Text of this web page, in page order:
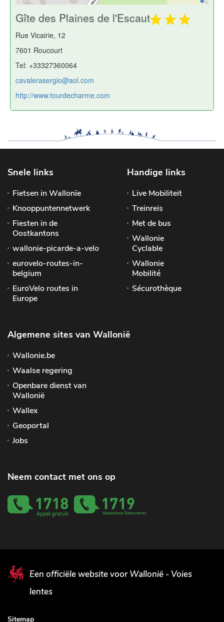
Gîte des Plaines de l'Escaut
Rue Vicairie, 12
7601 Roucourt
Tel: +33327360064
cavalerasergio@aol.com
http://www.tourdecharme.com
Snele links
Fietsen in Wallonïe
Knooppuntennetwerk
Fiesten in de
Oostkantons
wallonie-picarde-a-velo
eurovelo-routes-in-
belgium
EuroVelo routes in
Europe
Handige links
Live Mobiliteit
Treinreis
Met de bus
Wallonie
Cyclable
Wallonie
Mobilité
Sécurothèque
Algemene sites van Wallonië
Wallonie.be
Waalse regering
Openbare dienst van
Wallonië
Wallex
Geoportal
Jobs
Neem contact met ons op
Een officiële website voor Wallonië - Voies
lentes
Sitemap